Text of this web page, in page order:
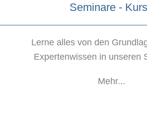
Seminare -
Lerne alles von den
Expertenwissen in unseren
Mehr...